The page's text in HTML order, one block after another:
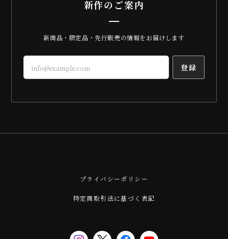
新作のご案内
新商品・限定品・先行販売の情報をお届けします
登録
プライバシーポリシー
特定商取引法に基づく表記